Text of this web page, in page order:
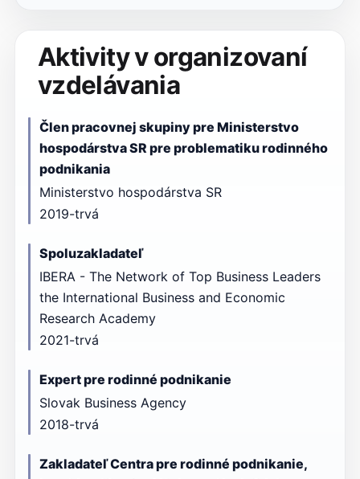
Aktivity v organizovaní
vzdelávania
Člen pracovnej skupiny pre Ministerstvo
hospodárstva SR pre problematiku rodinného
podnikania
Ministerstvo hospodárstva SR
2019-trvá
Spoluzakladateľ
IBERA - The Network of Top Business Leaders
the International Business and Economic
Research Academy
2021-trvá
Expert pre rodinné podnikanie
Slovak Business Agency
2018-trvá
Zakladateľ Centra pre rodinné podnikanie,